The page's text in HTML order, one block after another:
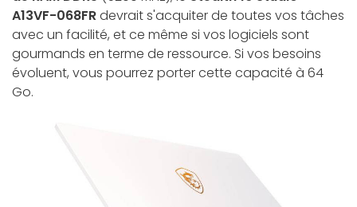
A13VF-068FRdevrait s'acquiter de toutes vos tâches
avec un facilité, et ce même si vos logiciels sont
gourmands en terme de ressource. Si vos besoins
évoluent, vous pourrez porter cette capacité à 64
Go.